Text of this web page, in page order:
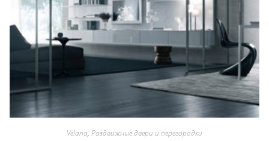
Velaria, Раздвижные двери и перегородки